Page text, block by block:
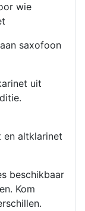
wie
saxofoon
uit
altklarinet
beschikbaar
Kom